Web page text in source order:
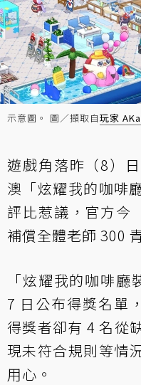
示意圖。 圖／擷取自玩家
遊戲角落昨（8）
澳「炫耀我的咖啡
評比惹議，官方今
補償全體老師 300
「炫耀我的咖啡
7 日公布得獎名單
得獎者卻有 4 名從
現未符合規則等情
用心。